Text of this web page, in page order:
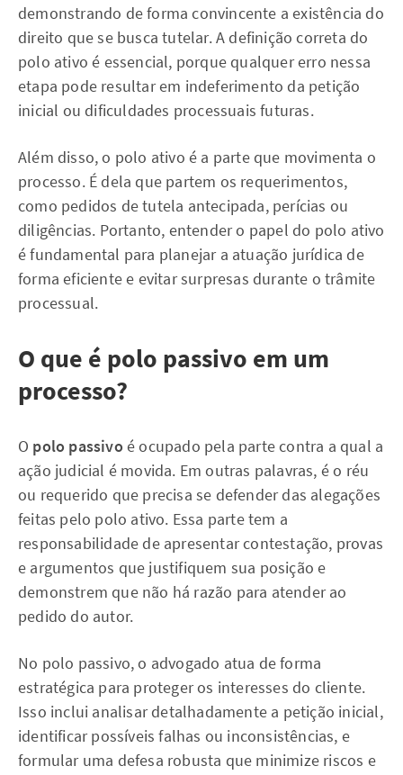
demonstrando de forma convincente a existência do
direito que se busca tutelar. A definição correta do
polo ativo é essencial, porque qualquer erro nessa
etapa pode resultar em indeferimento da petição
inicial ou dificuldades processuais futuras.
Além disso, o polo ativo é a parte que movimenta o
processo. É dela que partem os requerimentos,
como pedidos de tutela antecipada, perícias ou
diligências. Portanto, entender o papel do polo ativo
é fundamental para planejar a atuação jurídica de
forma eficiente e evitar surpresas durante o trâmite
processual.
O que é polo passivo em um
processo?
O polo passivo é ocupado pela parte contra a qual a
ação judicial é movida. Em outras palavras, é o réu
ou requerido que precisa se defender das alegações
feitas pelo polo ativo. Essa parte tem a
responsabilidade de apresentar contestação, provas
e argumentos que justifiquem sua posição e
demonstrem que não há razão para atender ao
pedido do autor.
No polo passivo, o advogado atua de forma
estratégica para proteger os interesses do cliente.
Isso inclui analisar detalhadamente a petição inicial,
identificar possíveis falhas ou inconsistências, e
formular uma defesa robusta que minimize riscos e